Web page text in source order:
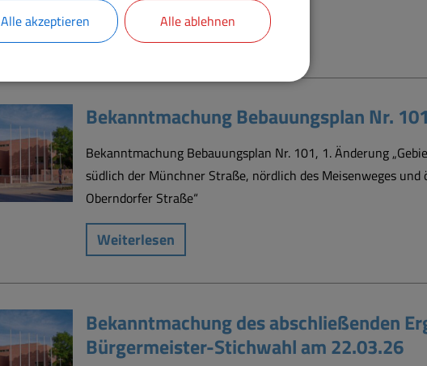
Weiterlesen
Bekanntmachung Bebauungsplan Nr.
Bekanntmachung Bebauungsplan Nr. 101, 1. Änderung
südlich der Münchner Straße, nördlich des Meisenweges
Oberndorfer Straße“
Weiterlesen
Bekanntmachung des abschließenden
Bürgermeister-Stichwahl am 22.03.26
Alle akzeptieren Alle ablehnen